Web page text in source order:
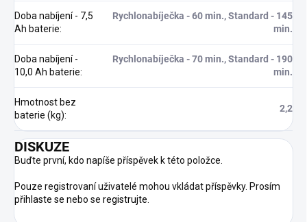
Doba nabíjení - 7,5
Ah baterie:
Rychlonabíječka - 60 min., Standard - 145
min.
Doba nabíjení -
10,0 Ah baterie:
Rychlonabíječka - 70 min., Standard - 190
min.
Hmotnost bez
baterie (kg):
2,2
DISKUZE
Buďte první, kdo napíše příspěvek k této položce.
Pouze registrovaní uživatelé mohou vkládat příspěvky. Prosím
přihlaste se nebo se registrujte